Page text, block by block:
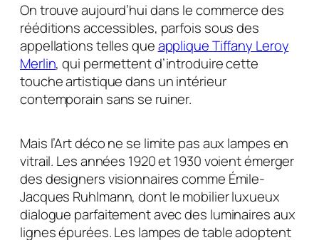
On trouve aujourd’hui dans le commerce des
rééditions accessibles, parfois sous des
appellations telles queapplique Tiffany Leroy
Merlin, qui permettent d’introduire cette
touche artistique dans un intérieur
contemporain sans se ruiner.
Mais l’Art déco ne se limite pas aux lampes en
vitrail. Les années 1920 et 1930 voient émerger
des designers visionnaires comme Émile-
Jacques Ruhlmann, dont le mobilier luxueux
dialogue parfaitement avec des luminaires aux
lignes épurées. Les lampes de table adoptent